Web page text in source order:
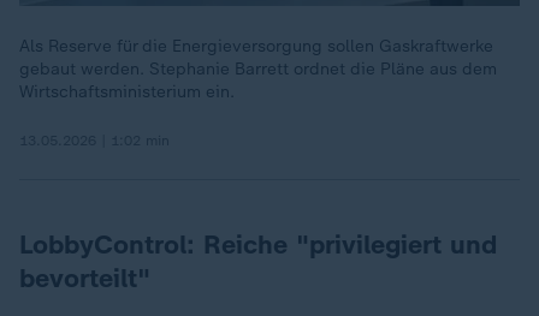
Als Reserve für die Energieversorgung sollen Gaskraftwerke
gebaut werden. Stephanie Barrett ordnet die Pläne aus dem
Wirtschaftsministerium ein.
LobbyControl: Reiche "privilegiert und
bevorteilt"